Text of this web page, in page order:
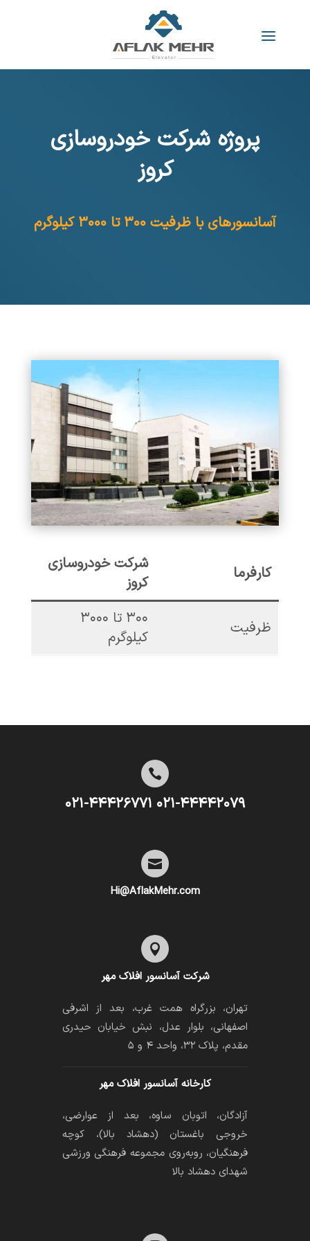
پروژه شرکت خودروسازی
کروز
آسانسورهای با ظرفیت ۳۰۰ تا ۳۰۰۰ کیلوگرم
کارفرما
شرکت خودروسازی
کروز
ظرفیت
۳۰۰ تا ۳۰۰۰
کیلوگرم

۰۲۱-۴۴۴۴۲۰۷۹ ۰۲۱-۴۴۴۲۶۷۷۱

Hi@AflakMehr.com

شرکت آسانسور افلاک مهر
تهران، بزرگراه همت غرب، بعد از اشرفی
اصفهانی، بلوار عدل، نبش خیابان حیدری
مقدم، پلاک ۳۲، واحد ۴ و ۵
کارخانه آسانسور افلاک مهر
آزادگان، اتوبان ساوه، بعد از عوارضی،
خروجی باغستان (دهشاد بالا)، کوچه
فرهنگیان، رو‌به‌روی مجموعه فرهنگی ورزشی
شهدای دهشاد بالا